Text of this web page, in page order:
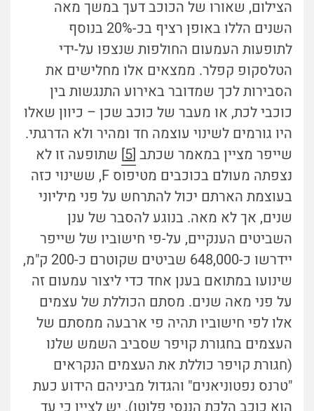
הצילום, שאורו של הכוכב דעך במשך מאה
השנים הללו באופן רציף בכ-20% בנוסף
לתופעות העמעום החולפות שנצפו על-ידי
הטלסקופ קפלר. ממצאים אלו מחלישים את
הסבירות לכך שמדובר באירוע התנגשות בין
כוכבי לכת, או מעבר של כוכב שכן – כיוון שאלו
היו גורמים לשינוי עוצמה חד ומהיר ולא הדרגתי.
שייפר מציין במאמר שכתב [5]
שתופעה זו לא
נצפתה מעולם בכוכבים מטיפוס F, ששינוי כזה
בעוצמת הארתם יכול להתרחש על פני מיליוני
שנים, אך לא מאה. בנוגע להסבר של ענן
השביטים הענקיים, על-פי חישוביו של שייפר
יידרשו כ-648,000 שביטים שקוטרם כ-200 ק"מ,
שינועו במתואם בענן אחד כדי ליצור עמעום זה
על פני מאה שנים. מסתם הכוללת של עצמים
אלו לפי חישוביו תהיה פי ארבעה ממסתם של
העצמים בחגורת קויפר שסביב השמש שלנו
(חגורת קויפר כוללת את העצמים הנקראים
"טרנס נפטוניאנים" והגדול מביניהם הידוע כעת
הוא כוכב הלכת הננסי פלוטו). יש לציין כי עד